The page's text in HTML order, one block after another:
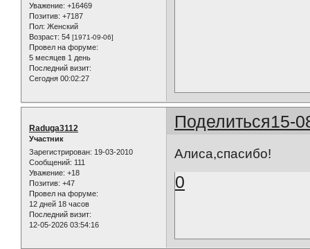
Уважение: +16469
Позитив: +7187
Пол: Женский
Возраст: 54 [1971-09-06]
Провел на форуме:
5 месяцев 1 день
Последний визит:
Сегодня 00:02:27
Поделиться15-
Raduga3112
Участник
Зарегистрирован: 19-03-2010
Сообщений: 111
Уважение: +18
Позитив: +47
Провел на форуме:
12 дней 18 часов
Последний визит:
12-05-2026 03:54:16
Алиса,спасибо!
0